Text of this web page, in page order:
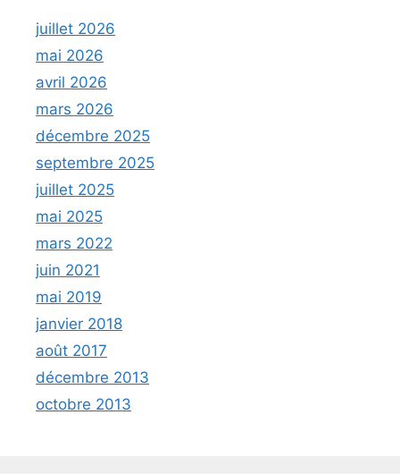
juillet 2026
mai 2026
avril 2026
mars 2026
décembre 2025
septembre 2025
juillet 2025
mai 2025
mars 2022
juin 2021
mai 2019
janvier 2018
août 2017
décembre 2013
octobre 2013